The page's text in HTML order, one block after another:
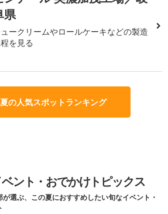
県
ークリームやロールケーキなどの製造
を見る
の人気スポットランキング
ント・おでかけトピックス
選ぶ、この夏におすすめしたい旬なイベント・